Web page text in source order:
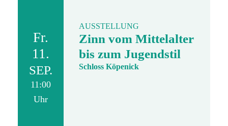
Fr.
11.
SEP.
11:00
Uhr
AUSSTELLUNG
Zinn vom Mittelalter
bis zum Jugendstil
Schloss Köpenick